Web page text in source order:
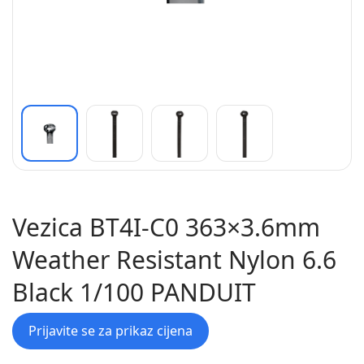
Vezica BT4I-C0 363×3.6mm
Weather Resistant Nylon 6.6
Black 1/100 PANDUIT
Prijavite se za prikaz cijena